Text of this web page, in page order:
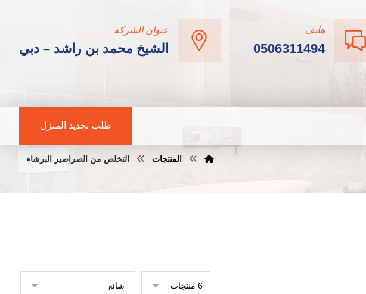
عنوان الشركة
الشيخ محمد بن راشد – دبي
هاتف
0506311494
طلب تجديد المنزل
المنتجات التخلص من الصراصير البرشاء